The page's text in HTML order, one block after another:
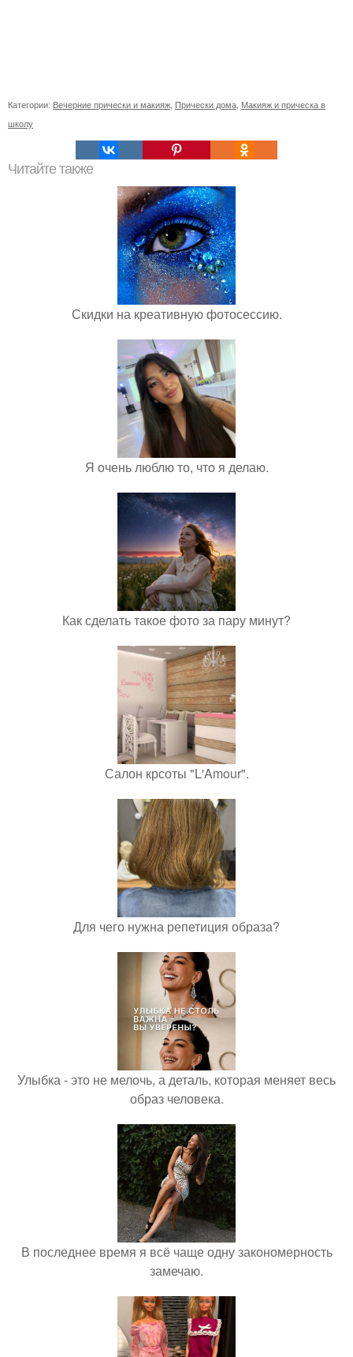
Категории: Вечерние прически и макияж Прически дома Макияж и прическа в
школу
Читайте также
Скидки на креативную фотосессию.
Я очень люблю то, что я делаю.
Как сделать такое фото за пару минут?
Салон крсоты "L'Amour".
Для чего нужна репетиция образа?
Улыбка - это не мелочь, а деталь, которая меняет весь
образ человека.
В последнее время я всё чаще одну закономерность
замечаю.